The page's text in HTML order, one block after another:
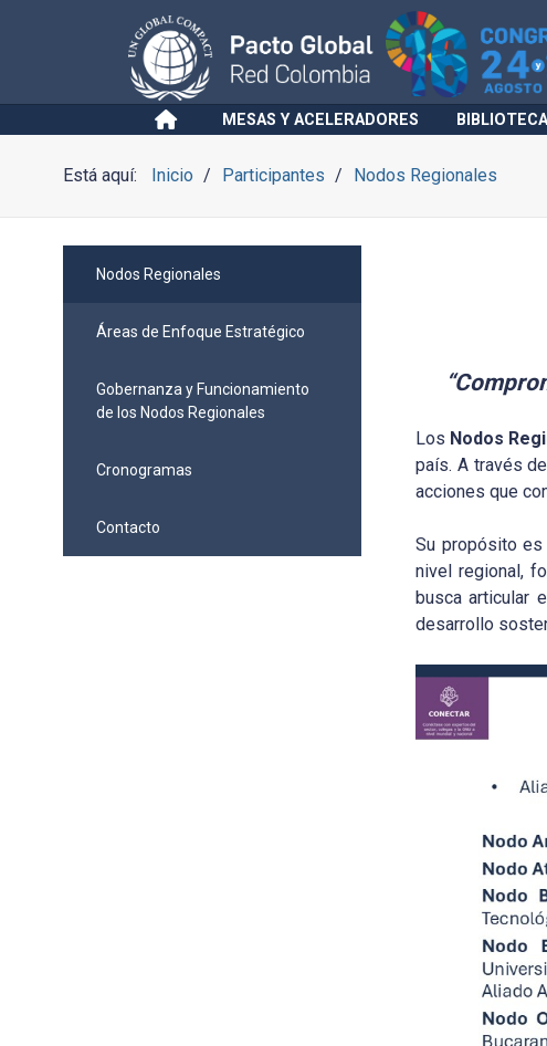
MESAS Y ACELERADORES BIBLIOTECA
Está aquí: Inicio Participantes Nodos Regionales
Nodos Regionales
Áreas de Enfoque Estratégico
Gobernanza y Funcionamiento
de los Nodos Regionales
Cronogramas
Contacto
Los Nodos
país. A través
acciones que
Su propósito
nivel regional,
busca articular
desarrollo